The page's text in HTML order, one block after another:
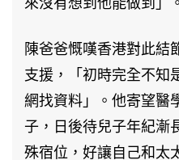
來沒有想到他能做到」。
陳爸爸慨嘆香港對此結
支援，「初時完全不知
網找資料」。他寄望醫
子，日後待兒子年紀漸
殊宿位，好讓自己和太